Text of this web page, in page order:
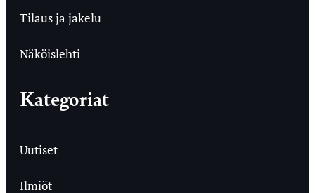
Tilaus ja jakelu
Näköislehti
Kategoriat
Uutiset
Ilmiöt